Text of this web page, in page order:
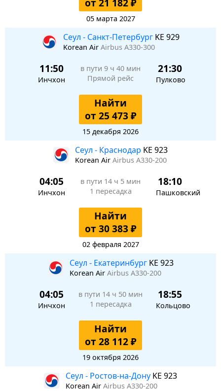
05 марта 2027
Сеул - Санкт-Петербург KE 929
Korean Air Airbus A330-300
11:50
Инчхон
в пути 9 ч 40 мин
Прямой рейс
21:30
Пулково
Найти
от 25 473 ₽
15 декабря 2026
Сеул - Краснодар KE 923
Korean Air Airbus A330-200
04:05
Инчхон
в пути 14 ч 5 мин
1 пересадка
18:10
Пашковский
Найти
от 30 383 ₽
02 февраля 2027
Сеул - Екатеринбург KE 923
Korean Air Airbus A330-200
04:05
Инчхон
в пути 14 ч 50 мин
1 пересадка
18:55
Кольцово
Найти
от 28 112 ₽
19 октября 2026
Сеул - Ростов-на-Дону KE 923
Korean Air Airbus A330-200